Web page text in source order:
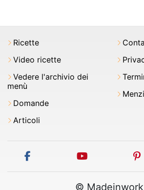
Ricette
Video ricette
Vedere l'archivio dei
menù
Domande
Articoli
facebook youtube
© Madeinwork